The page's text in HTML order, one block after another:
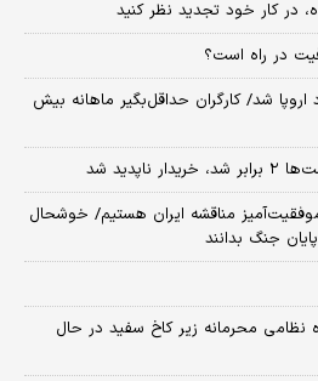
در کار خود تجدید نظر کنید
در راه است؟
شد/ کارگران حداقل‌بگیر ماهانه بیش
شد
مناقشه ایران هستیم/ خوشحال
جنگ بدانند
نظامی محرمانه زیر کاخ سفید در حال